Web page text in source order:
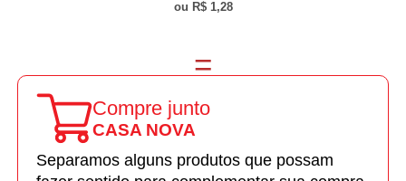
R$ 1,28
Compre junto
CASA NOVA
Separamos alguns produtos que possam